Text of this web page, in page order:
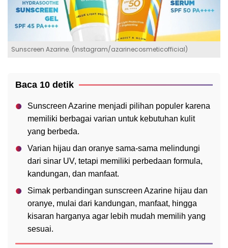
Sunscreen Azarine. (Instagram/azarinecosmeticofficial)
Baca 10 detik
Sunscreen Azarine menjadi pilihan populer karena
memiliki berbagai varian untuk kebutuhan kulit
yang berbeda.
Varian hijau dan oranye sama-sama melindungi
dari sinar UV, tetapi memiliki perbedaan formula,
kandungan, dan manfaat.
Simak perbandingan sunscreen Azarine hijau dan
oranye, mulai dari kandungan, manfaat, hingga
kisaran harganya agar lebih mudah memilih yang
sesuai.